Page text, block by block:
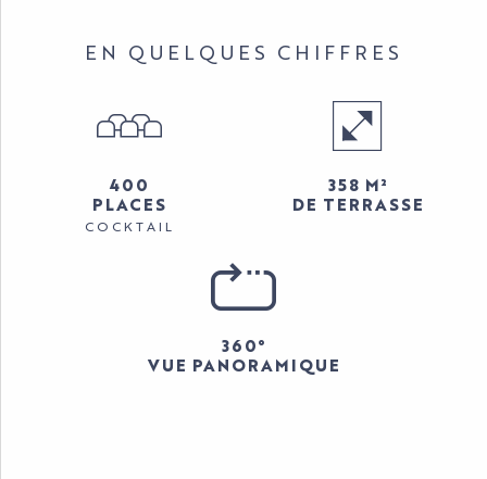
EN QUELQUES CHIFFRES
400
PLACES
COCKTAIL
358 M²
DE TERRASSE
360°
VUE PANORAMIQUE